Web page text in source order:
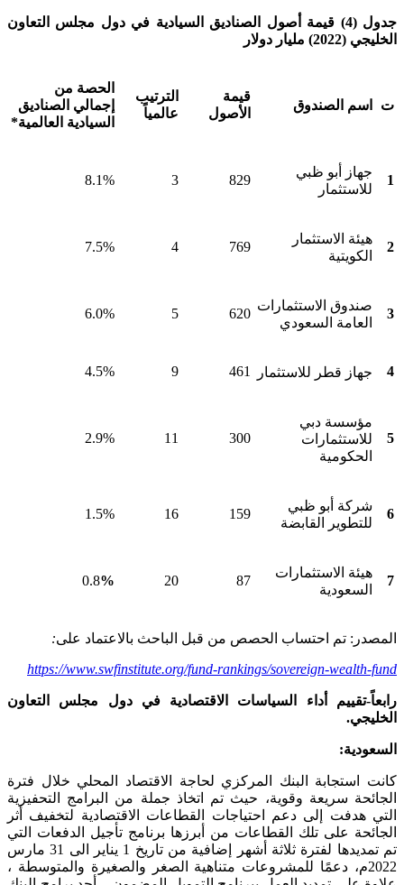
جدول (4)
قيمة أصول الصناديق السيادية في دول مجلس التعاون
الخليجي (2022) مليار دولار
ت اسم الصندوق
قيمة
الأصول
الترتيب
عالمياً
الحصة من
إجمالي الصناديق
السيادية العالمية*
1
جهاز أبو ظبي
للاستثمار
829
3
8.1%
2
هيئة الاستثمار
الكويتية
769
4
7.5%
3
صندوق الاستثمارات
العامة السعودي
620
5
6.0%
4 جهاز قطر للاستثمار 461
9
4.5%
5
مؤسسة دبي
للاستثمارات
الحكومية
300
11
2.9%
6
شركة أبو ظبي
للتطوير القابضة
159
16
1.5%
7
هيئة الاستثمارات
السعودية
87
20
0.8%
المصدر: تم احتساب الحصص من قبل الباحث بالاعتماد على:
https://www.swfinstitute.org/fund-rankings/sovereign-wealth-fund
رابعاً-تقييم أداء السياسات الاقتصادية في دول مجلس التعاون
الخليجي.
السعودية:
كانت استجابة البنك المركزي لحاجة الاقتصاد المحلي خلال فترة
الجائحة سريعة وقوية، حيث تم اتخاذ جملة من البرامج التحفيزية
التي هدفت إلى دعم احتياجات القطاعات الاقتصادية لتخفيف أثر
الجائحة على تلك القطاعات من أبرزها برنامج تأجيل الدفعات التي
تم تمديدها لفترة ثلاثة أشهر إضافية من تاريخ 1 يناير الى 31 مارس
2022م، دعمًا للمشروعات متناهية الصغر والصغيرة والمتوسطة ،